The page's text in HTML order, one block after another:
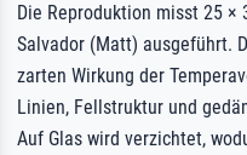
Die Reproduktion misst 25
Salvador (Matt) ausgeführt.
zarten Wirkung der
Linien, Fellstruktur und
Auf Glas wird verzichtet,